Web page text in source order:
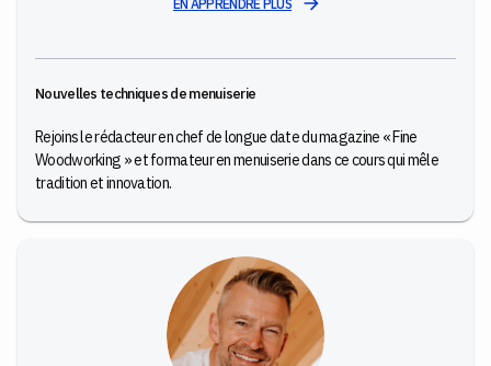
EN APPRENDRE PLUS
Nouvelles techniques de menuiserie
Rejoins le rédacteur en chef de longue date du magazine « Fine
Woodworking » et formateur en menuiserie dans ce cours qui mêle
tradition et innovation.